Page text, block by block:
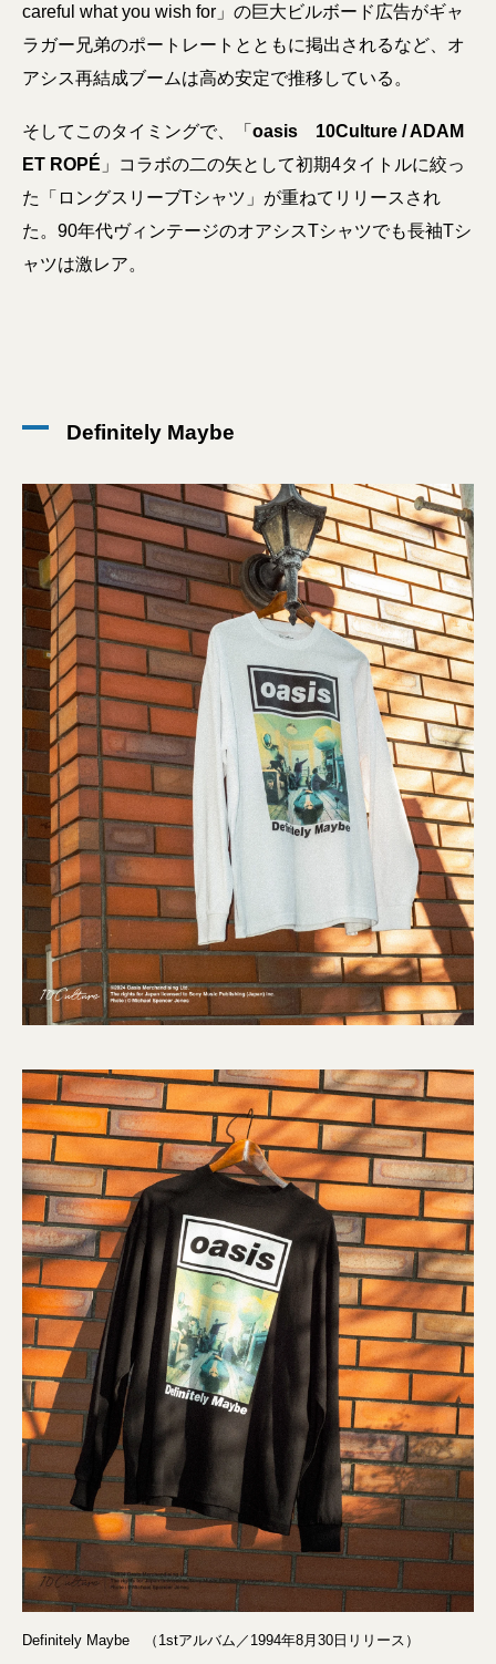
careful what you wish for」の巨大ビルボード広告がギャ
ラガー兄弟のポートレートとともに掲出されるなど、オ
アシス再結成ブームは高め安定で推移している。
そしてこのタイミングで、「 oasis 10Culture / ADAM
ET ROPÉ 」コラボの二の矢として初期4タイトルに絞っ
た「ロングスリーブTシャツ」が重ねてリリースされ
た。90年代ヴィンテージのオアシスTシャツでも長袖Tシ
ャツは激レア。
Definitely Maybe
Definitely Maybe （1stアルバム／1994年8月30日リリース）